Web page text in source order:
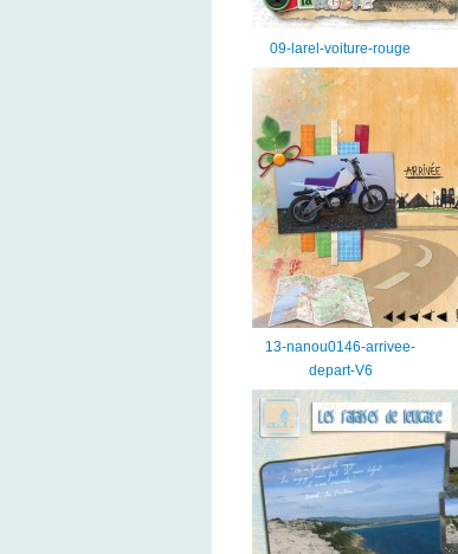
09-larel-voiture-rouge
13-nanou0146-arrivee-
depart-V6